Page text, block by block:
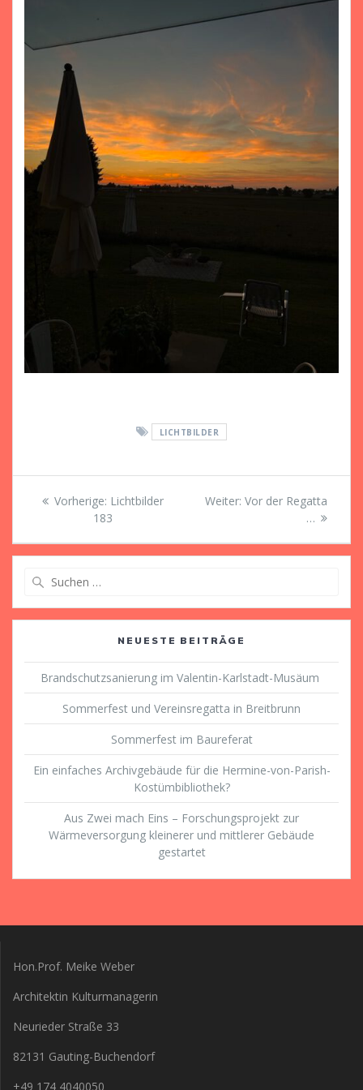
LICHTBILDER
Beitragsnavigation
Vorherige: Vorheriger
Beitrag:
Lichtbilder
183
Weiter: Nächster
Vor der Regatta
…
NEUESTE BEITRÄGE
Brandschutzsanierung im Valentin-Karlstadt-Musäum
Sommerfest und Vereinsregatta in Breitbrunn
Sommerfest im Baureferat
Ein einfaches Archivgebäude für die Hermine-von-Parish-
Kostümbibliothek?
Aus Zwei mach Eins – Forschungsprojekt zur
Wärmeversorgung kleinerer und mittlerer Gebäude
gestartet
Hon.Prof. Meike Weber
Architektin Kulturmanagerin
Neurieder Straße 33
82131 Gauting-Buchendorf
+49 174 4040050